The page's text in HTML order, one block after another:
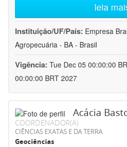
leia
Instituição/UF/País: Empresa
Agropecuária - BA - Brasil
Vigência: Tue Dec 05 00:00:00
00:00:00 BRT 2027
Acácia
COORDENADOR(A)
CIÊNCIAS EXATAS E DA TERRA
Geociências